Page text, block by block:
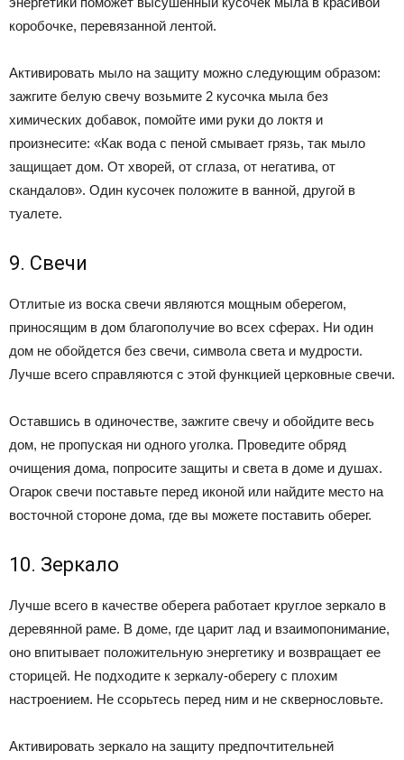
коробочке, перевязанной лентой.
Активировать мыло на защиту можно следующим образом:
зажгите белую свечу возьмите 2 кусочка мыла без
химических добавок, помойте ими руки до локтя и
произнесите: «Как вода с пеной смывает грязь, так мыло
защищает дом. От хворей, от сглаза, от негатива, от
скандалов». Один кусочек положите в ванной, другой в
туалете.
9. Свечи
Отлитые из воска свечи являются мощным оберегом,
приносящим в дом благополучие во всех сферах. Ни один
дом не обойдется без свечи, символа света и мудрости.
Лучше всего справляются с этой функцией церковные свечи.
Оставшись в одиночестве, зажгите свечу и обойдите весь
дом, не пропуская ни одного уголка. Проведите обряд
очищения дома, попросите защиты и света в доме и душах.
Огарок свечи поставьте перед иконой или найдите место на
восточной стороне дома, где вы можете поставить оберег.
10. Зеркало
Лучше всего в качестве оберега работает круглое зеркало в
деревянной раме. В доме, где царит лад и взаимопонимание,
оно впитывает положительную энергетику и возвращает ее
сторицей. Не подходите к зеркалу-оберегу с плохим
настроением. Не ссорьтесь перед ним и не сквернословьте.
Активировать зеркало на защиту предпочтительней